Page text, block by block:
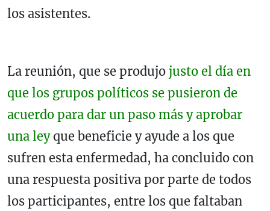
los asistentes.
La reunión, que se produjo justo el día en
que los grupos políticos se pusieron de
acuerdo para dar un paso más y aprobar
una leyque beneficie y ayude a los que
sufren esta enfermedad, ha concluido con
una respuesta positiva por parte de todos
los participantes, entre los que faltaban